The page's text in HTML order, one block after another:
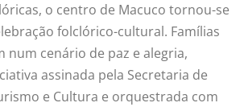
o centro de Macuco tornou-se
folclórico-cultural. Famílias
num cenário de paz e alegria,
assinada pela Secretaria de
e Cultura e orquestrada com